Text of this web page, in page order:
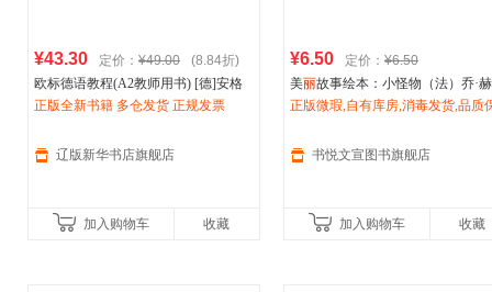
¥43.30 定价： ¥49.00
(8.84折)
欧标德语教程(A2教师用书) [德]安格
莉卡·伦德奎斯特-莫格，维丽娜·吉尔
正版全新书籍 多仓发货 正规发票
辽版新华书店旗舰店
加入购物车 收藏
¥6.50 定价： ¥6.50
美丽故事绘本：小怪物（法）乔·
斯特兰德 张玚 （法）伊芙·卡拉努
正版微瑕,自有库房,消毒发货,品质
选购书悦文宣图书旗舰店
加入购物车 收藏